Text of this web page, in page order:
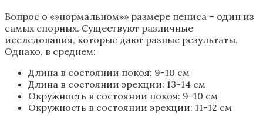
Вопрос о «»нормальном»» размере пениса – один из
самых спорных. Существуют различные
исследования, которые дают разные результаты.
Однако, в среднем:
Длина в состоянии покоя: 9-10 см
Длина в состоянии эрекции: 13-14 см
Окружность в состоянии покоя: 9-10 см
Окружность в состоянии эрекции: 11-12 см